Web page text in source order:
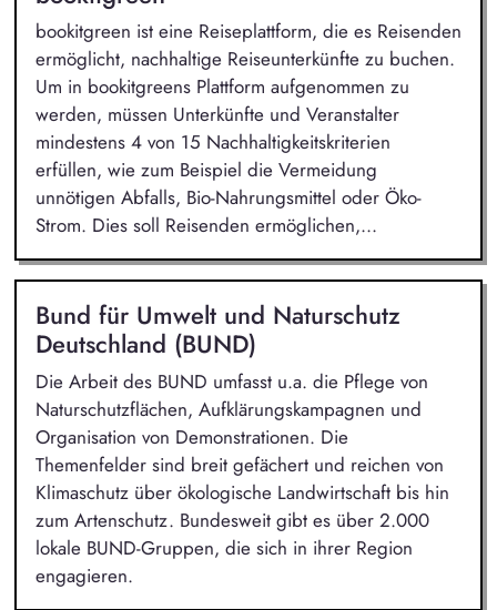
bookitgreen ist eine Reiseplattform, die es Reisenden
ermöglicht, nachhaltige Reiseunterkünfte zu buchen.
Um in bookitgreens Plattform aufgenommen zu
werden, müssen Unterkünfte und Veranstalter
mindestens 4 von 15 Nachhaltigkeitskriterien
erfüllen, wie zum Beispiel die Vermeidung
unnötigen Abfalls, Bio-Nahrungsmittel oder Öko-
Strom. Dies soll Reisenden ermöglichen,...
Bund für Umwelt und Naturschutz
Deutschland (BUND)
Die Arbeit des BUND umfasst u.a. die Pflege von
Naturschutzflächen, Aufklärungskampagnen und
Organisation von Demonstrationen. Die
Themenfelder sind breit gefächert und reichen von
Klimaschutz über ökologische Landwirtschaft bis hin
zum Artenschutz. Bundesweit gibt es über 2.000
lokale BUND-Gruppen, die sich in ihrer Region
engagieren.